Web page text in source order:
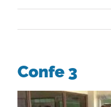
Confe 3